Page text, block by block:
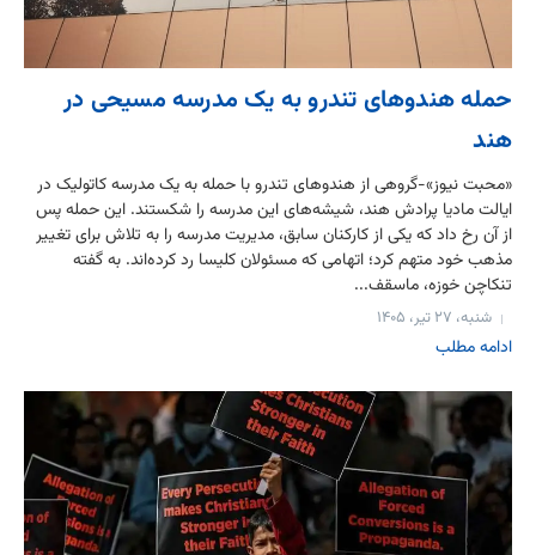
حمله هندوهای تندرو به یک مدرسه مسیحی در
هند
«محبت نیوز»-گروهی از هندوهای تندرو با حمله به یک مدرسه کاتولیک در
ایالت مادیا پرادش هند، شیشه‌های این مدرسه را شکستند. این حمله پس
از آن رخ داد که یکی از کارکنان سابق، مدیریت مدرسه را به تلاش برای تغییر
مذهب خود متهم کرد؛ اتهامی که مسئولان کلیسا رد کرده‌اند. به گفته
تنکاچن خوزه، ماسقف...
شنبه، ۲۷ تیر، ۱۴۰۵
ادامه مطلب